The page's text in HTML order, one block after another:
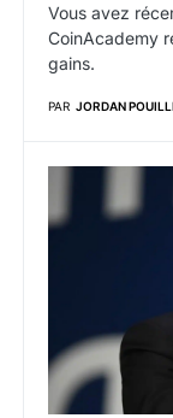
Vous avez
CoinAcademy
gains.
PAR JORDAN
Les